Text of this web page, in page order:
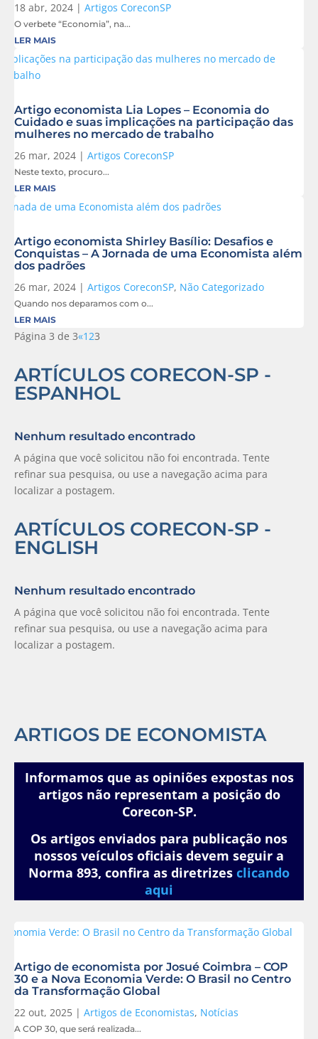
18 abr, 2024 | Artigos CoreconSP
O verbete “Economia”, na...
LER MAIS
Artigo economista Lia Lopes – Economia do
Cuidado e suas implicações na participação das
mulheres no mercado de trabalho
26 mar, 2024 | Artigos CoreconSP
Neste texto, procuro...
LER MAIS
Artigo economista Shirley Basílio: Desafios e
Conquistas – A Jornada de uma Economista além
dos padrões
26 mar, 2024 | Artigos CoreconSP, Não Categorizado
Quando nos deparamos com o...
LER MAIS
Página 3 de 3«123
ARTÍCULOS CORECON-SP -
ESPANHOL
Nenhum resultado encontrado
A página que você solicitou não foi encontrada. Tente
refinar sua pesquisa, ou use a navegação acima para
localizar a postagem.
ARTÍCULOS CORECON-SP -
ENGLISH
Nenhum resultado encontrado
A página que você solicitou não foi encontrada. Tente
refinar sua pesquisa, ou use a navegação acima para
localizar a postagem.
ARTIGOS DE ECONOMISTA
Informamos que as opiniões expostas nos
artigos não representam a posição do
Corecon-SP.
Os artigos enviados para publicação nos
nossos veículos oficiais devem seguir a
Norma 893, confira as diretrizes clicando
aqui
Artigo de economista por Josué Coimbra – COP
30 e a Nova Economia Verde: O Brasil no Centro
da Transformação Global
22 out, 2025 | Artigos de Economistas, Notícias
A COP 30, que será realizada...